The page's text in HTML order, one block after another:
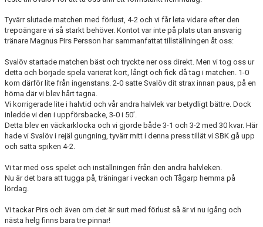
Tyvärr slutade matchen med förlust, 4-2 och vi får leta vidare efter den
trepoängare vi så starkt behöver. Kontot var inte på plats utan ansvarig
tränare Magnus Pirs Persson har sammanfattat tillställningen åt oss:
Svalöv startade matchen bäst och tryckte ner oss direkt. Men vi tog oss ur
detta och började spela varierat kort, långt och fick då tag i matchen. 1-0
kom därför lite från ingenstans. 2-0 satte Svalöv dit strax innan paus, på en
hörna där vi blev hårt tagna.
Vi korrigerade lite i halvtid och vår andra halvlek var betydligt bättre. Dock
inledde vi den i uppförsbacke, 3-0 i 50’.
Detta blev en väckarklocka och vi gjorde både 3-1 och 3-2 med 30 kvar. Här
hade vi Svalöv i rejäl gungning, tyvärr mitt i denna press tillät vi SBK gå upp
och sätta spiken 4-2.
Vi tar med oss spelet och inställningen från den andra halvleken.
Nu är det bara att tugga på, träningar i veckan och Tågarp hemma på
lördag.
Vi tackar Pirs och även om det är surt med förlust så är vi nu igång och
nästa helg finns bara tre pinnar!